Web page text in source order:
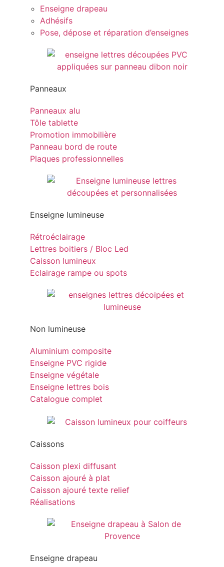
Enseigne drapeau
Adhésifs
Pose, dépose et réparation d’enseignes
Panneaux
Panneaux alu
Tôle tablette
Promotion immobilière
Panneau bord de route
Plaques professionnelles
Enseigne lumineuse
Rétroéclairage
Lettres boitiers / Bloc Led
Caisson lumineux
Eclairage rampe ou spots
Non lumineuse
Aluminium composite
Enseigne PVC rigide
Enseigne végétale
Enseigne lettres bois
Catalogue complet
Caissons
Caisson plexi diffusant
Caisson ajouré à plat
Caisson ajouré texte relief
Réalisations
Enseigne drapeau